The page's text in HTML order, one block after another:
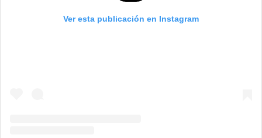
Ver esta publicación en Instagram